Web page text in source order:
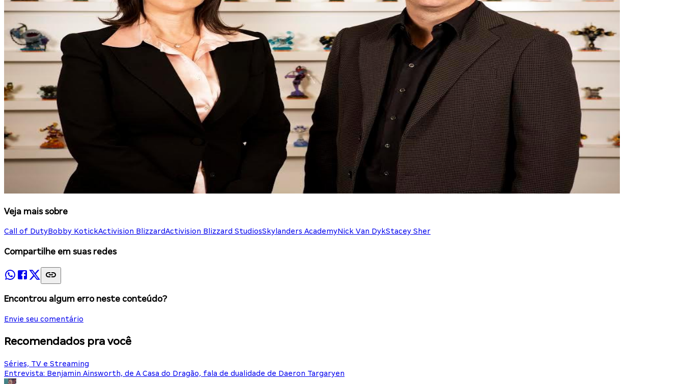
Veja mais sobre
Call of DutyBobby KotickActivision BlizzardActivision Blizzard StudiosSkylanders AcademyNick Van DykStacey Sher
Compartilhe em suas redes
Encontrou algum erro neste conteúdo?
Envie seu comentário
Recomendados pra você
Séries, TV e Streaming
Entrevista: Benjamin Ainsworth, de A Casa do Dragão, fala de dualidade de Daeron Targaryen